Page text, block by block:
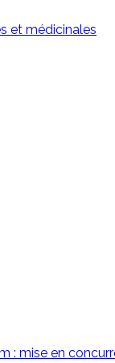
et médicinales
: mise en